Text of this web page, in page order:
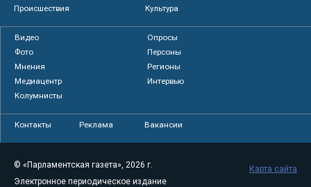
Происшествия
Культура
Видео
Опросы
Фото
Персоны
Мнения
Регионы
Медиацентр
Интервью
Колумнисты
Контакты Реклама Вакансии
© «Парламентская газета», 2026 г.
Электронное периодическое издание
Карта сайта